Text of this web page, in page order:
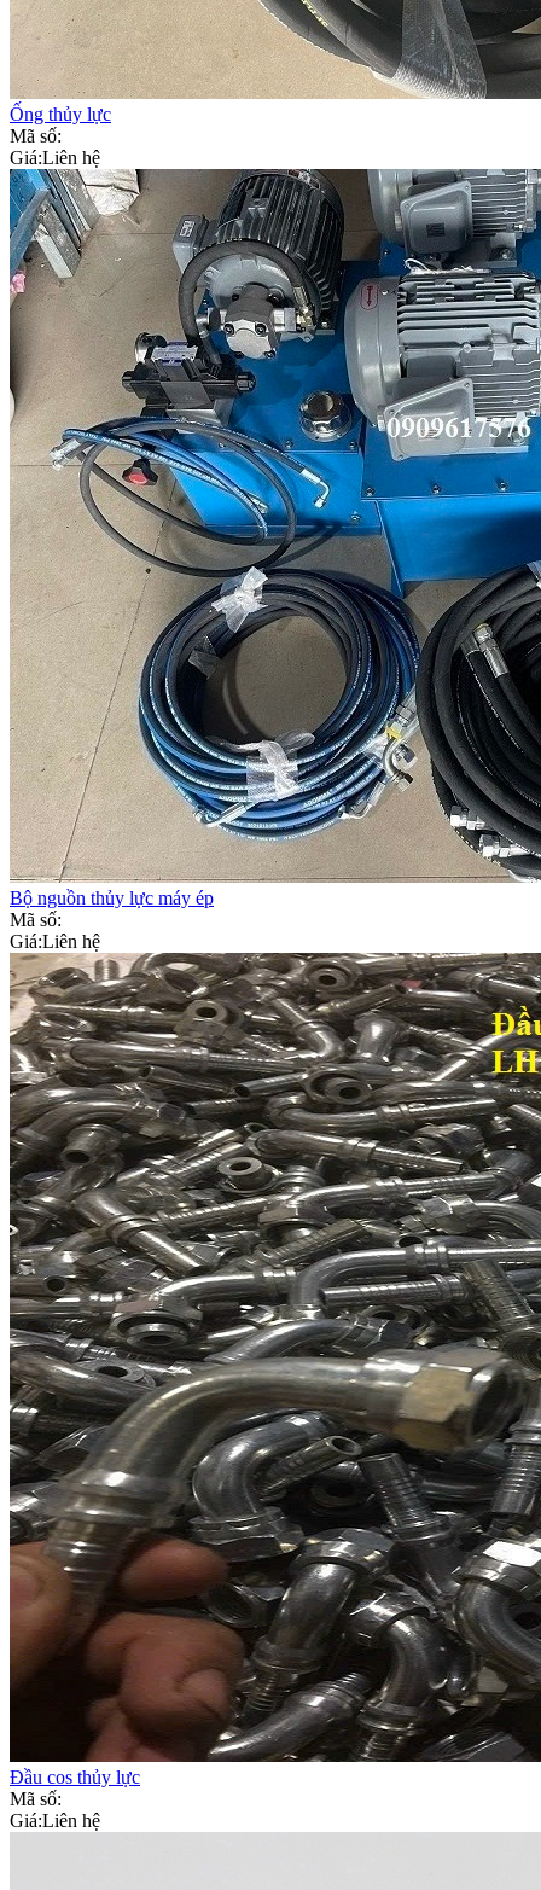
Ống thủy lực
Mã số:
Giá:Liên hệ
Bộ nguồn thủy lực máy ép
Mã số:
Giá:Liên hệ
Đầu cos thủy lực
Mã số:
Giá:Liên hệ